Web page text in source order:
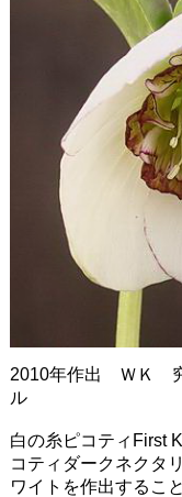
2010年作出 ＷＫ
ル
白の糸ピコティFirst
コティダークネクタ
ワイトを作出するこ